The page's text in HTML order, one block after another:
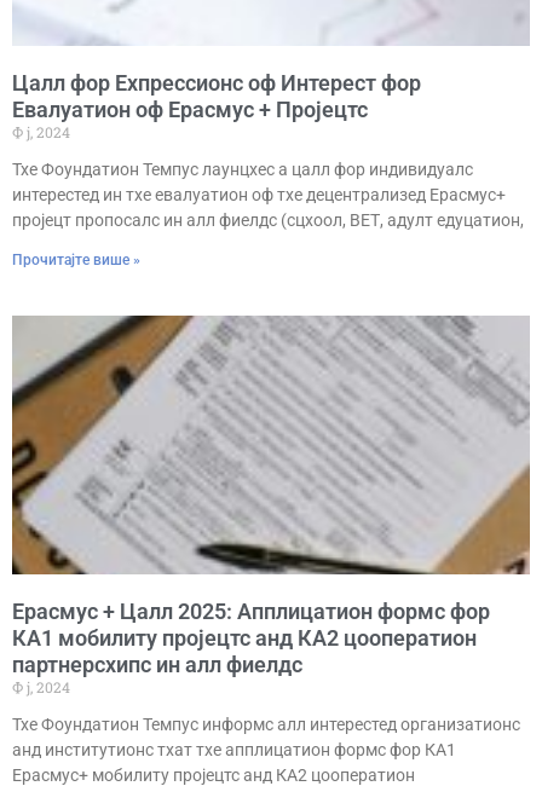
Цалл фор Еxпрессионс оф Интерест фор
Евалуатион оф Ерасмус + Пројецтс
Ф ј, 2024
Тхе Фоундатион Темпус лаунцхес а цалл фор индивидуалс
интерестед ин тхе евалуатион оф тхе децентрализед Ерасмус+
пројецт пропосалс ин алл фиелдс (сцхоол, ВЕТ, адулт едуцатион,
Прочитајте више »
Ерасмус + Цалл 2025: Апплицатион формс фор
КА1 мобилитy пројецтс анд КА2 цооператион
партнерсхипс ин алл фиелдс
Ф ј, 2024
Тхе Фоундатион Темпус информс алл интерестед организатионс
анд институтионс тхат тхе апплицатион формс фор КА1
Ерасмус+ мобилитy пројецтс анд КА2 цооператион